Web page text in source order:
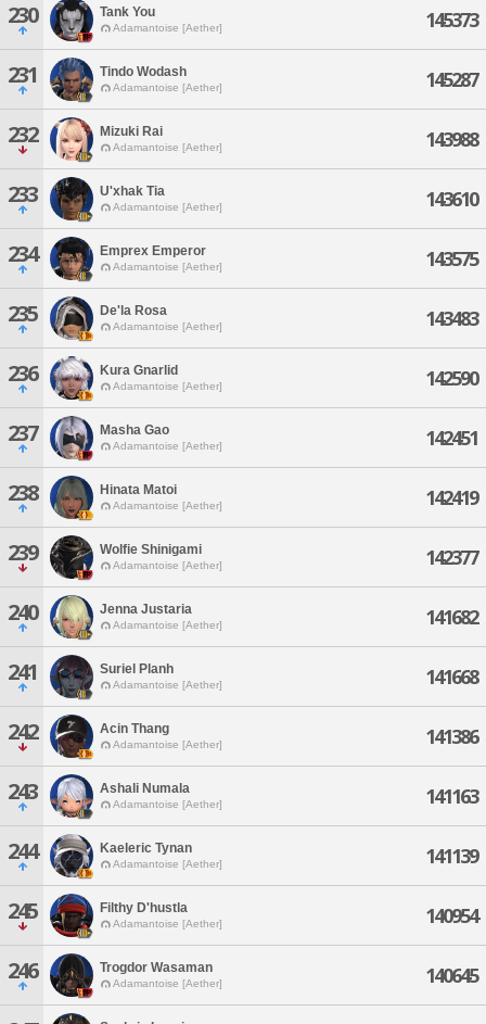
230 Tank You
Adamantoise [Aether] 145373
231 Tindo Wodash
Adamantoise [Aether] 145287
232 Mizuki Rai
Adamantoise [Aether] 143988
233 U'xhak Tia
Adamantoise [Aether] 143610
234 Emprex Emperor
Adamantoise [Aether] 143575
235 De'la Rosa
Adamantoise [Aether] 143483
236 Kura Gnarlid
Adamantoise [Aether] 142590
237 Masha Gao
Adamantoise [Aether] 142451
238 Hinata Matoi
Adamantoise [Aether] 142419
239 Wolfie Shinigami
Adamantoise [Aether] 142377
240 Jenna Justaria
Adamantoise [Aether] 141682
241 Suriel Planh
Adamantoise [Aether] 141668
242 Acin Thang
Adamantoise [Aether] 141386
243 Ashali Numala
Adamantoise [Aether] 141163
244 Kaeleric Tynan
Adamantoise [Aether] 141139
245 Filthy D'hustla
Adamantoise [Aether] 140954
246 Trogdor Wasaman
Adamantoise [Aether] 140645